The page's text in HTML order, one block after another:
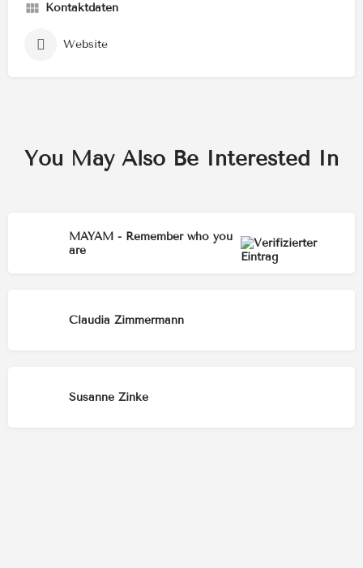
Kontaktdaten
Website
You May Also Be Interested In
MAYAM - Remember who you
are
Claudia Zimmermann
Susanne Zinke